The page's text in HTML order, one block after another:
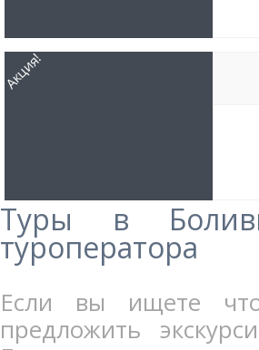
Акция!
Туры в
туроператора
Если вы ищете
предложить